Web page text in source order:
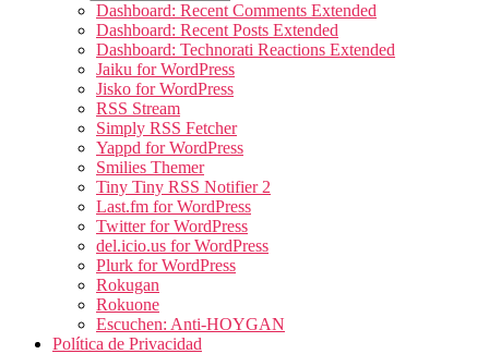
Dashboard: Recent Comments Extended
Dashboard: Recent Posts Extended
Dashboard: Technorati Reactions Extended
Jaiku for WordPress
Jisko for WordPress
RSS Stream
Simply RSS Fetcher
Yappd for WordPress
Smilies Themer
Tiny Tiny RSS Notifier 2
Last.fm for WordPress
Twitter for WordPress
del.icio.us for WordPress
Plurk for WordPress
Rokugan
Rokuone
Escuchen: Anti-HOYGAN
Política de Privacidad